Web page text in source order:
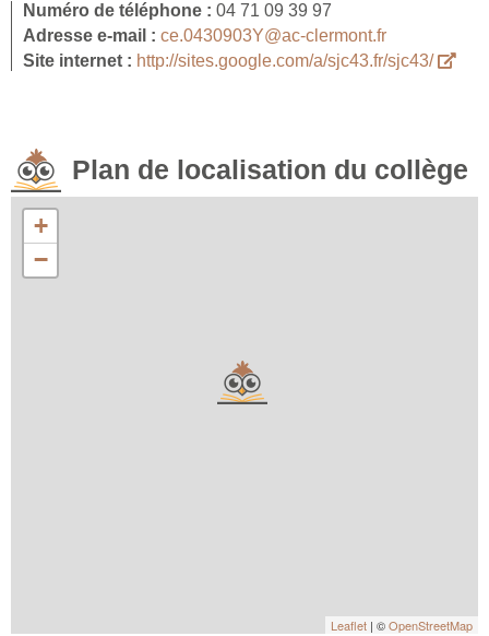
Numéro de téléphone : 04 71 09 39 97
Adresse e-mail : ce.0430903Y@ac-clermont.fr
Site internet : http://sites.google.com/a/sjc43.fr/sjc43/
Plan de localisation du collège
+
−
Leaflet | ©OpenStreetMap